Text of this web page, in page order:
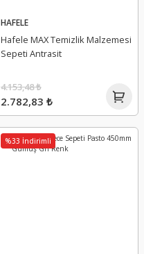
HAFELE
Hafele MAX Temizlik Malzemesi
Sepeti Antrasit
2.782,83 ₺
4.153,48 ₺
%33 İndirimli